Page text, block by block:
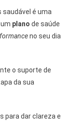
saudável é uma
plano de saúde
no seu dia
o suporte de
da sua
para dar clareza e